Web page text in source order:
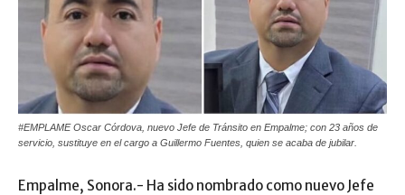
#EMPLAME Oscar Córdova, nuevo Jefe de Tránsito en Empalme; con 23 años de
servicio, sustituye en el cargo a Guillermo Fuentes, quien se acaba de jubilar.
Empalme, Sonora.- Ha sido nombrado como nuevo Jefe